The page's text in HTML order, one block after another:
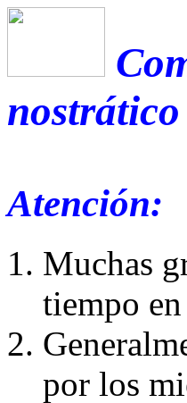
nostrático
Atención:
Muchas
tiempo
por los